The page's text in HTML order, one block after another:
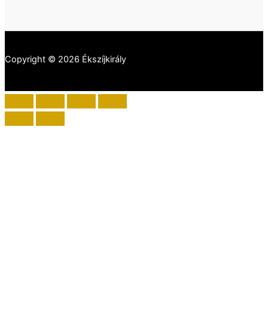
Copyright © 2026 Ékszíjkirály